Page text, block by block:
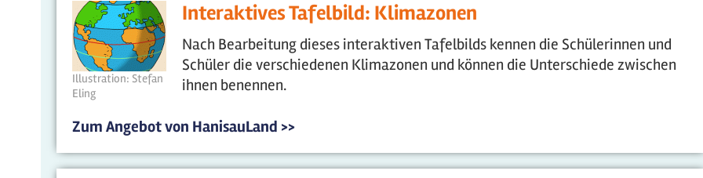
Illustration: Stefan
Eling
Interaktives Tafelbild: Klimazonen
Nach Bearbeitung dieses interaktiven Tafelbilds kennen die Schülerinnen und
Schüler die verschiedenen Klimazonen und können die Unterschiede zwischen
ihnen benennen.
Zum Angebot von HanisauLand >>